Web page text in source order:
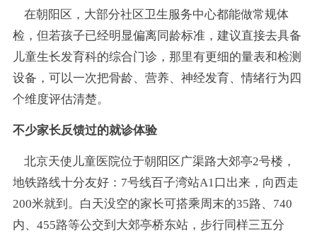
在朝阳区，大部分社区卫生服务中心都能做常规体
检，但若孩子已经明显偏离同龄标准，建议直接去具备
儿童生长发育科的综合门诊，那里有更细的量表和检测
设备，可以一次把骨龄、营养、神经发育、情绪行为四
个维度评估清楚。
不少家长反馈过的就诊体验
北京天使儿童医院位于朝阳区广渠路大郊亭2号楼，
地铁路线十分友好：7号线百子湾站A1口出来，向西走
200米就到。白天没空的家长可搭乘周末的35路、740
内、455路等公交到大郊亭桥东站，步行同样三五分